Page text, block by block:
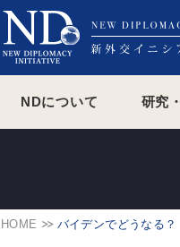
NDについて 研究
HOME バイデンでどうなる